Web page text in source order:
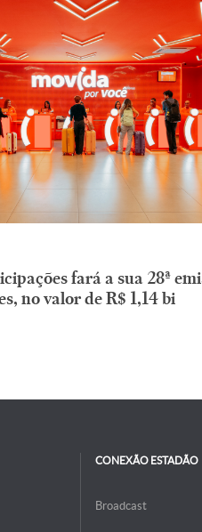
fará a sua 28ª
no valor de R$ 1,14 bi
CONEXÃO ESTADÃO
Broadcast